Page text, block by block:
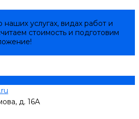
услугах, видах работ и
стоимость и подготовим
д. 16А